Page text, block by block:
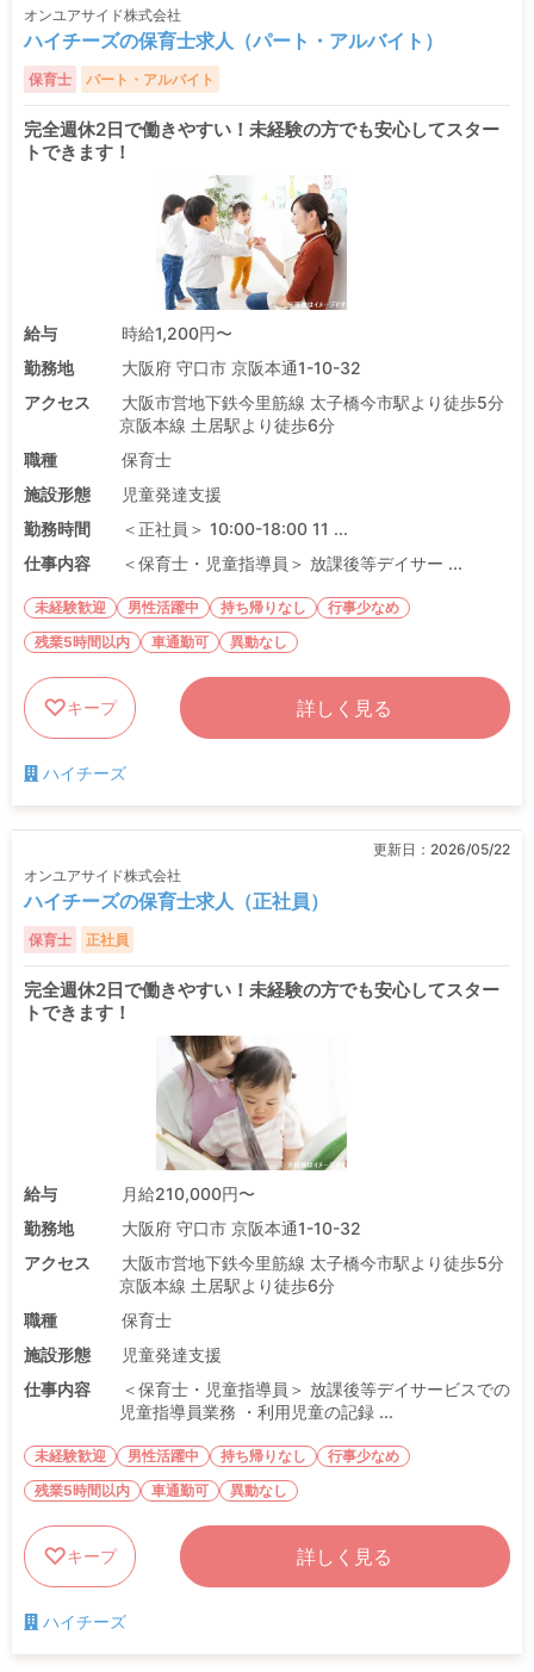
オンユアサイド株式会社
ハイチーズの保育士求人（パート・アルバイト）
保育士 パート・アルバイト
完全週休2日で働きやすい！未経験の方でも安心してスター
トできます！
給与
時給1,200円〜
勤務地
大阪府 守口市 京阪本通1-10-32
アクセス
大阪市営地下鉄今里筋線 太子橋今市駅より徒歩5分
京阪本線 土居駅より徒歩6分
職種
保育士
施設形態
児童発達支援
勤務時間
＜正社員＞ 10:00-18:00 11 ...
仕事内容
＜保育士・児童指導員＞ 放課後等デイサー ...
未経験歓迎 男性活躍中 持ち帰りなし
行事少なめ
残業5時間以内
車通勤可 異動なし
キープ 詳しく見る
ハイチーズ
更新日： 2026/05/22
オンユアサイド株式会社
ハイチーズの保育士求人（正社員）
保育士 正社員
完全週休2日で働きやすい！未経験の方でも安心してスター
トできます！
給与
月給210,000円〜
勤務地
大阪府 守口市 京阪本通1-10-32
アクセス
大阪市営地下鉄今里筋線 太子橋今市駅より徒歩5分
京阪本線 土居駅より徒歩6分
職種
保育士
施設形態
児童発達支援
仕事内容
＜保育士・児童指導員＞ 放課後等デイサービスでの
児童指導員業務 ・利用児童の記録 ...
未経験歓迎 男性活躍中 持ち帰りなし
行事少なめ
残業5時間以内
車通勤可 異動なし
キープ 詳しく見る
ハイチーズ